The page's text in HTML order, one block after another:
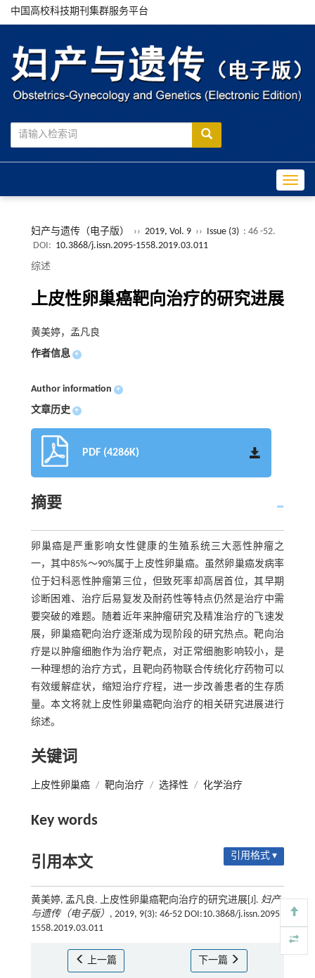
中国高校科技期刊集群服务平台
妇产与遗传（电子版） ›› 2019, Vol. 9 ›› Issue (3) : 46 -52.
DOI: 10.3868/j.issn.2095-1558.2019.03.011
综述
上皮性卵巢癌靶向治疗的研究进展
黄美婷，孟凡良
作者信息 +
Author information +
文章历史 +
PDF (4286K)
摘要
卵巢癌是严重影响女性健康的生殖系统三大恶性肿瘤之
一，其中85%～90%属于上皮性卵巢癌。虽然卵巢癌发病率
位于妇科恶性肿瘤第三位，但致死率却高居首位，其早期
诊断困难、治疗后易复发及耐药性等特点仍然是治疗中需
要突破的难题。随着近年来肿瘤研究及精准治疗的飞速发
展，卵巢癌靶向治疗逐渐成为现阶段的研究热点。靶向治
疗是以肿瘤细胞作为治疗靶点，对正常细胞影响较小，是
一种理想的治疗方式，且靶向药物联合传统化疗药物可以
有效缓解症状，缩短治疗疗程，进一步改善患者的生存质
量。本文将就上皮性卵巢癌靶向治疗的相关研究进展进行
综述。
关键词
上皮性卵巢癌 / 靶向治疗 / 选择性 / 化学治疗
Key words
引用本文 引用格式 ▾
黄美婷, 孟凡良. 上皮性卵巢癌靶向治疗的研究进展[J]. 妇产
与遗传（电子版） , 2019, 9(3): 46-52 DOI:10.3868/j.issn.2095-
1558.2019.03.011
上一篇 下一篇